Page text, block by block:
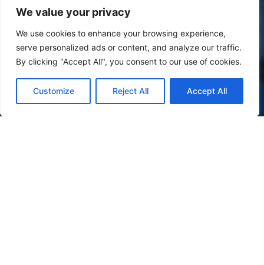
We value your privacy
We use cookies to enhance your browsing experience,
serve personalized ads or content, and analyze our traffic.
By clicking "Accept All", you consent to our use of cookies.
Customize Reject All Accept All
(47) 9 9977-7630